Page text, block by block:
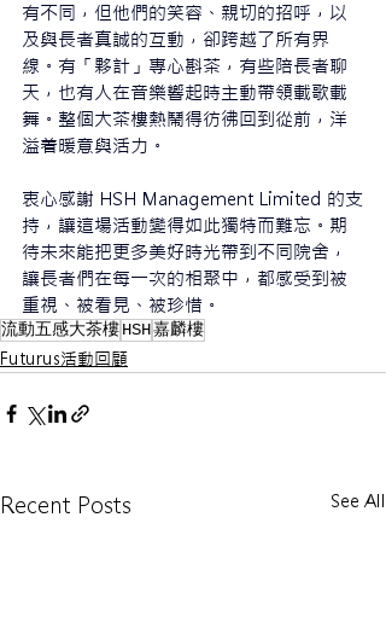
有不同，但他們的笑容、親切的招呼，以
及與長者真誠的互動，卻跨越了所有界
線。有「夥計」專心斟茶，有些陪長者聊
天，也有人在音樂響起時主動帶領載歌載
舞。整個大茶樓熱鬧得彷彿回到從前，洋
溢着暖意與活力。
衷心感謝 HSH Management Limited 的支
持，讓這場活動變得如此獨特而難忘。期
待未來能把更多美好時光帶到不同院舍，
讓長者們在每一次的相聚中，都感受到被
重視、被看見、被珍惜。
流動五感大茶樓HSH嘉麟樓
Futurus活動回顧
Recent Posts See All